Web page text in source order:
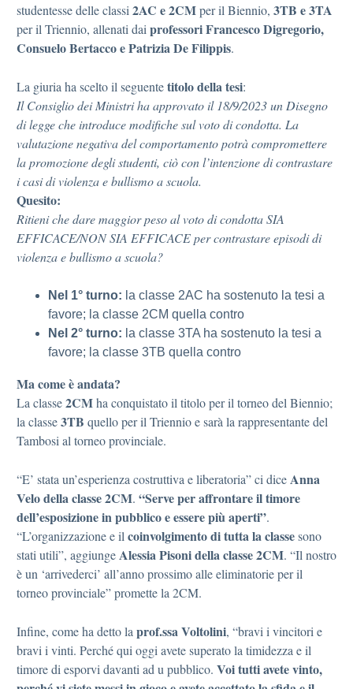
studentesse delle classi 2AC e 2CMper il Biennio, 3TB e 3TA
per il Triennio, allenati dai professori Francesco Digregorio,
Consuelo Bertacco e Patrizia De Filippis.
La giuria ha scelto il seguentetitolo della tesi:
Il Consiglio dei Ministri ha approvato il 18/9/2023 un Disegno
di legge che introduce modifiche sul voto di condotta. La
valutazione negativa del comportamento potrà compromettere
la promozione degli studenti, ciò con l’intenzione di contrastare
i casi di violenza e bullismo a scuola.
Quesito:
Ritieni che dare maggior peso al voto di condotta SIA
EFFICACE/NON SIA EFFICACE per contrastare episodi di
violenza e bullismo a scuola?
Nel 1° turno: la classe 2AC ha sostenuto la tesi a
favore; la classe 2CM quella contro
Nel 2° turno: la classe 3TA ha sostenuto la tesi a
favore; la classe 3TB quella contro
Ma come è andata?
La classe2CMha conquistato il titolo per il torneo del Biennio;
la classe3TB quello per il Triennio e sarà la rappresentante del
Tambosi al torneo provinciale.
“E’ stata un’esperienza costruttiva e liberatoria” ci diceAnna
Velo della classe 2CM. “Serve per affrontare il timore
dell’esposizione in pubblico e essere più aperti”.
“L’organizzazione e il coinvolgimento di tutta la classesono
stati utili”, aggiungeAlessia Pisoni della classe 2CM. “Il nostro
è un ‘arrivederci’ all’anno prossimo alle eliminatorie per il
torneo provinciale” promette la 2CM.
Infine, come ha detto la prof.ssa Voltolini, “bravi i vincitori e
bravi i vinti. Perché qui oggi avete superato la timidezza e il
timore di esporvi davanti ad u pubblico. Voi tutti avete vinto,